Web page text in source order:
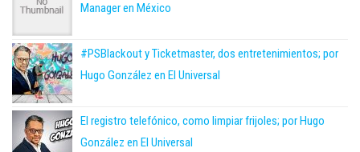
Manager en México
#PSBlackout y Ticketmaster, dos entretenimientos; por
Hugo González en El Universal
El registro telefónico, como limpiar frijoles; por Hugo
González en El Universal